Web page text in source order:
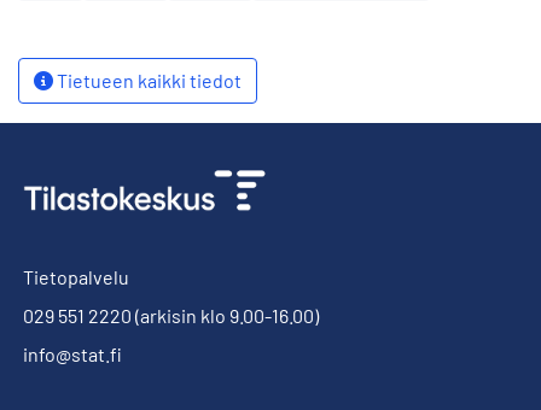
Tietueen kaikki tiedot
Tietopalvelu
029 551 2220 (arkisin klo 9.00-16.00)
info@stat.fi